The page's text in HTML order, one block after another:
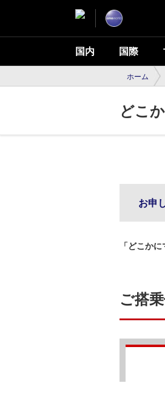
国内 国際
ホーム
どこ
お申
「どこか
ご搭